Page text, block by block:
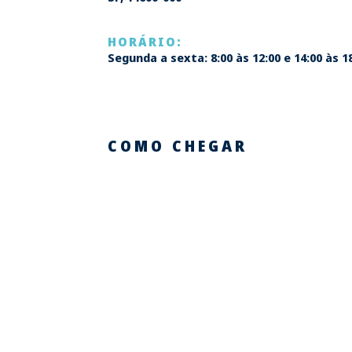
HORÁRIO:
Segunda a sexta: 8:00 às 12:00 e 14:00 às
COMO CHEGAR